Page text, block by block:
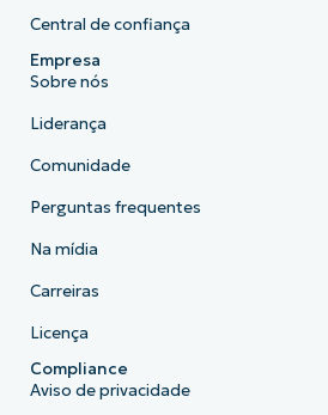
Central de confiança
Empresa
Sobre nós
Liderança
Comunidade
Perguntas frequentes
Na mídia
Carreiras
Licença
Compliance
Aviso de privacidade